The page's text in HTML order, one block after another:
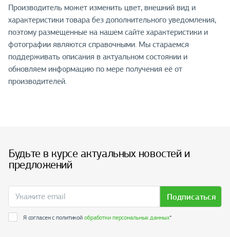
Производитель может изменить цвет, внешний вид и
характеристики товара без дополнительного уведомления,
поэтому размещенные на нашем сайте характеристики и
фотографии являются справочными. Мы стараемся
поддерживать описания в актуальном состоянии и
обновляем информацию по мере получения её от
производителей.
Будьте в курсе актуальных новостей и
предложений
Подписаться
Я согласен с политикойобработки персональных данных*